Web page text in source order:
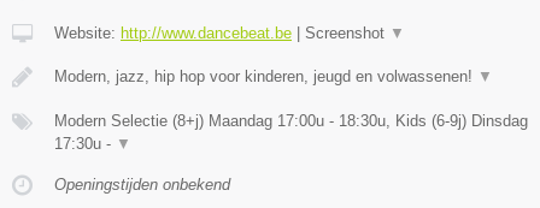
Website: http://www.dancebeat.be Screenshot ▼
Modern, jazz, hip hop voor kinderen, jeugd en volwassenen! ▼
Modern Selectie (8+j) Maandag 17:00u - 18:30u, Kids (6-9j) Dinsdag
17:30u - ▼
Openingstijden onbekend